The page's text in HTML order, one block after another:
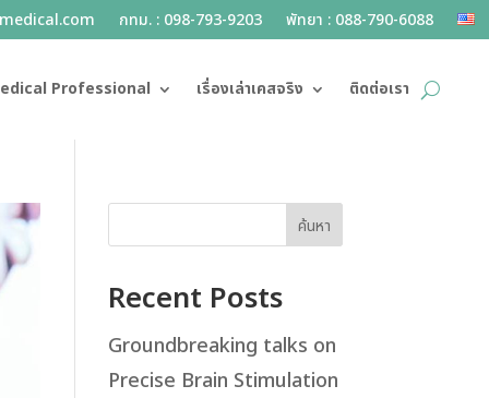
กทม. : 098-793-9203 พัทยา : 088-790-6088
Professional เรื่องเล่าเคสจริง ติดต่อเรา
ค้นหา
Recent Posts
Groundbreaking talks on
Precise Brain Stimulation